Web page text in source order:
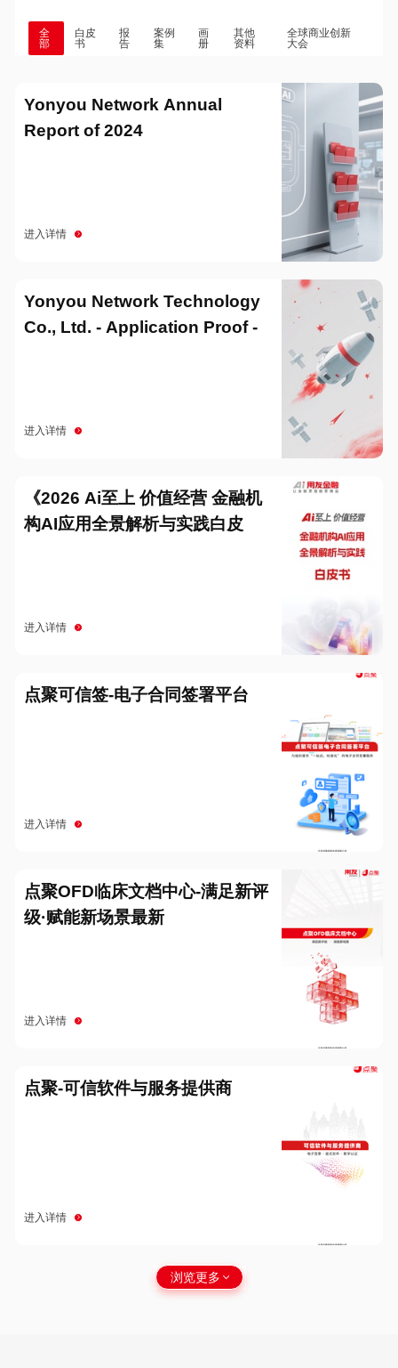
全
部
白皮
书
报
告
案例
集
画
册
其他
资料
全球商业创新
大会
Yonyou Network Annual
Report of 2024
进入详情
Yonyou Network Technology
Co., Ltd. - Application Proof -
进入详情
《2026 Ai至上 价值经营 金融机
构AI应用全景解析与实践白皮
进入详情
点聚可信签-电子合同签署平台
进入详情
点聚OFD临床文档中心-满足新评
级·赋能新场景最新
进入详情
点聚-可信软件与服务提供商
进入详情
浏览更多